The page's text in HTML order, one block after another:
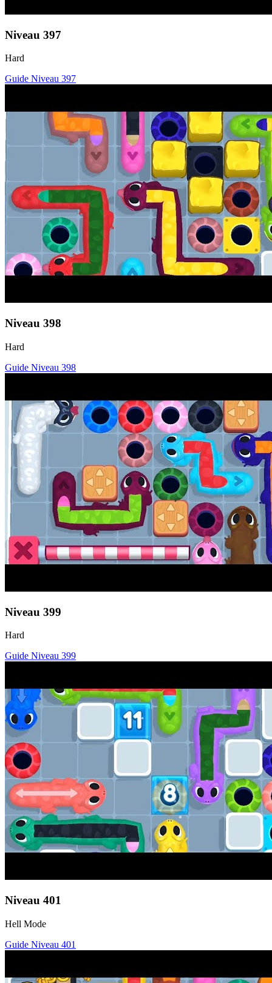
Niveau 397
Hard
Guide Niveau 397
Niveau 398
Hard
Guide Niveau 398
Niveau 399
Hard
Guide Niveau 399
Niveau 401
Hell Mode
Guide Niveau 401